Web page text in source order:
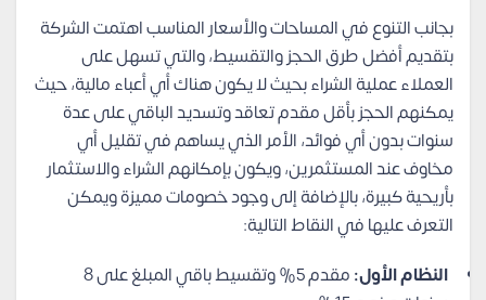
بجانب التنوع في المساحات والأسعار المناسب اهتمت الشركة
بتقديم أفضل طرق الحجز والتقسيط، والتي تسهل على
العملاء عملية الشراء بحيث لا يكون هناك أي أعباء مالية، حيث
يمكنهم الحجز بأقل مقدم تعاقد وتسديد الباقي على عدة
سنوات بدون أي فوائد، الأمر الذي يساهم في تقليل أي
مخاوف عند المستثمرين، ويكون بإمكانهم الشراء والاستثمار
بأريحية كبيرة، بالإضافة إلى وجود خصومات مميزة ويمكن
التعرف عليها في النقاط التالية:
النظام الأول:
مقدم 5% وتقسيط باقي المبلغ على 8